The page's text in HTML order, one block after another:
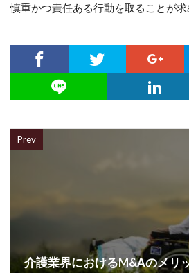
慎重かつ責任ある行動を取ることが求
Prev
介護業界におけるM&Aのメリ